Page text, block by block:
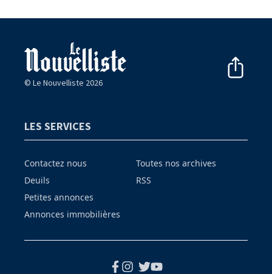
© Le Nouvelliste 2026
LES SERVICES
Contactez nous
Deuils
Petites annonces
Annonces immobilières
Toutes nos archives
RSS